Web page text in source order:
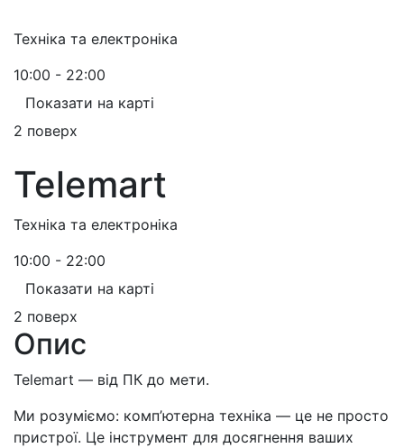
Техніка та електроніка
10:00 - 22:00
Показати на карті
2 поверх
Telemart
Техніка та електроніка
10:00 - 22:00
Показати на карті
2 поверх
Опис
Telemart — від ПК до мети.
Ми розуміємо: комп’ютерна техніка — це не просто
пристрої. Це інструмент для досягнення ваших